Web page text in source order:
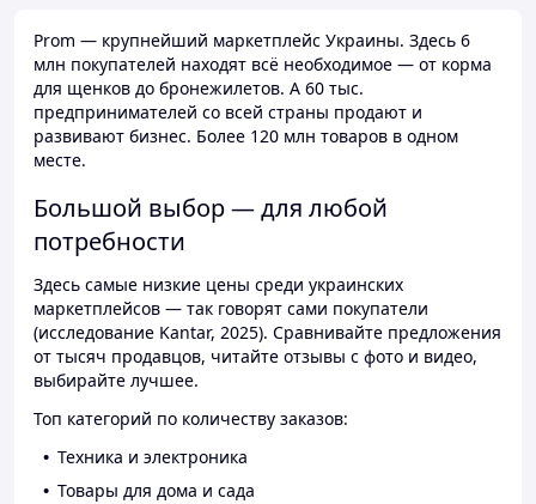
Prom — крупнейший маркетплейс Украины. Здесь 6
млн покупателей находят всё необходимое — от корма
для щенков до бронежилетов. А 60 тыс.
предпринимателей со всей страны продают и
развивают бизнес. Более 120 млн товаров в одном
месте.
Большой выбор — для любой
потребности
Здесь самые низкие цены среди украинских
маркетплейсов — так говорят сами покупатели
(исследование Kantar, 2025). Сравнивайте предложения
от тысяч продавцов, читайте отзывы с фото и видео,
выбирайте лучшее.
Топ категорий по количеству заказов:
Техника и электроника
Товары для дома и сада